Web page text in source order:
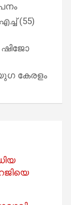
(55)
ഷിജോ
കേരളം